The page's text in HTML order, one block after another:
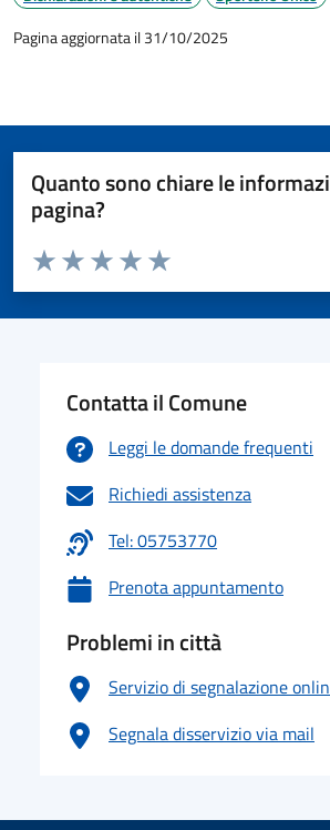
Pagina aggiornata il 31/10/2025
Quanto sono chiare le
pagina?
Valuta da 1 a 5 stelle la pagina
Valuta 5 stelle su 5
Valuta 4 stelle su 5
Valuta 3 stelle su 5
Valuta 2 stelle su 5
Valuta 1 stelle su 5
Contatta il Comune
Leggi le domande frequenti
Richiedi assistenza
Tel: 05753770
Prenota appuntamento
Problemi in città
Servizio di segnalazione
Segnala disservizio via mail